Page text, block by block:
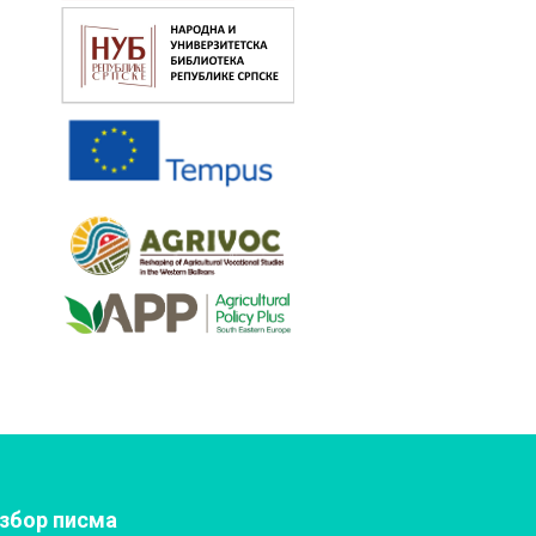
писма